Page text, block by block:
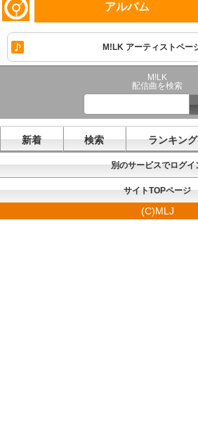
アルバム
M!LK アーティストペー
M!LK
配信曲を検索
新着 検索 ランキング
別のサービスでログイ
サイトTOPページ
(C)MLJ